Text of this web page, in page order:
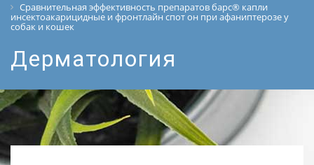
Сравнительная эффективность препаратов барс® капли
инсектоакарицидные и фронтлайн спот он при афаниптерозе у
собак и кошек
Дерматология